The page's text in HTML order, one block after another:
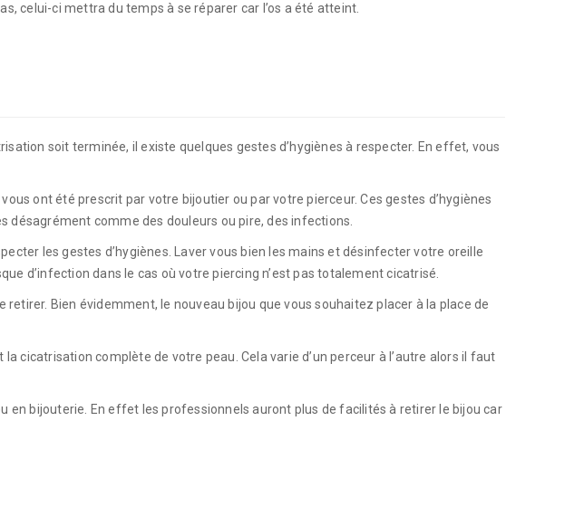
celui-ci mettra du temps à se réparer car l’os a été atteint.
soit terminée, il existe quelques gestes d’hygiènes à respecter. En effet, vous
ont été prescrit par votre bijoutier ou par votre pierceur. Ces gestes d’hygiènes
désagrément comme des douleurs ou pire, des infections.
les gestes d’hygiènes. Laver vous bien les mains et désinfecter votre oreille
d’infection dans le cas où votre piercing n’est pas totalement cicatrisé.
Bien évidemment, le nouveau bijou que vous souhaitez placer à la place de
cicatrisation complète de votre peau. Cela varie d’un perceur à l’autre alors il faut
en bijouterie. En effet les professionnels auront plus de facilités à retirer le bijou car